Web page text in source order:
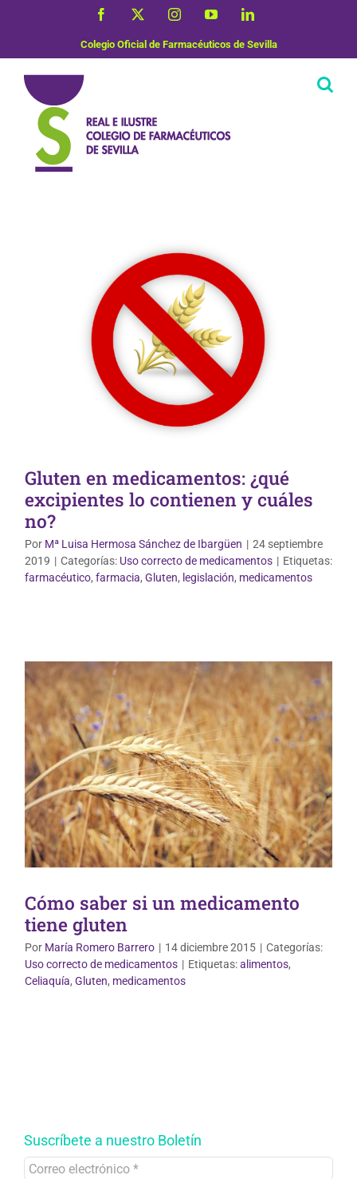
Facebook InstagramYouTubeLinkedIn
Colegio Oficial de Farmacéuticos de Sevilla
Uso correcto de medicamentos
Gluten en medicamentos: ¿qué
excipientes lo contienen y cuáles
no?
Por Mª Luisa Hermosa Sánchez de Ibargüen | 24 septiembre
2019 | Categorías: Uso correcto de medicamentos | Etiquetas:
farmacéutico, farmacia, Gluten, legislación, medicamentos
Uso correcto de medicamentos
Cómo saber si un medicamento
tiene gluten
Por María Romero Barrero | 14 diciembre 2015 | Categorías:
Uso correcto de medicamentos | Etiquetas:alimentos,
Celiaquía, Gluten, medicamentos
Suscríbete a nuestro Boletín